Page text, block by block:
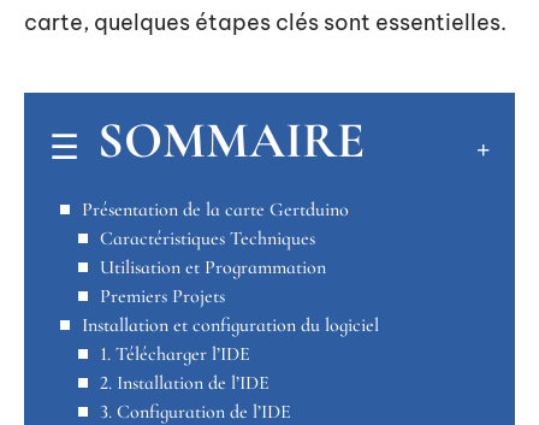
carte, quelques étapes clés sont essentielles.
SOMMAIRE
Présentation de la carte Gertduino
Caractéristiques Techniques
Utilisation et Programmation
Premiers Projets
Installation et configuration du logiciel
1. Télécharger l’IDE
2. Installation de l’IDE
3. Configuration de l’IDE